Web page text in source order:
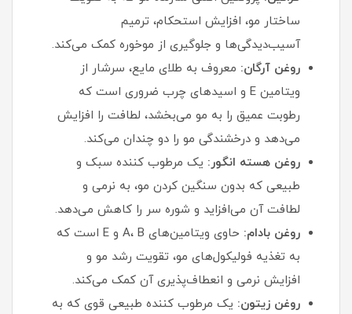
ساختار مو، افزایش استحکام، ترمیم
آسیب‌دیدگی‌ها و جلوگیری از موخوره کمک می‌کند.
روغن آرگان: معروف به طلای مایع، سرشار از
ویتامین E و اسیدهای چرب ضروری است که
رطوبت عمیق را به مو می‌بخشد، لطافت را افزایش
می‌دهد و درخشندگی مو را دو چندان می‌کند.
روغن هسته انگور: یک مرطوب‌ کننده سبک و
طبیعی که بدون سنگین کردن مو، به نرمی و
لطافت آن می‌افزاید و شوره سر را کاهش می‌دهد.
روغن بادام:
حاوی ویتامین‌های A، B و E است که
به تغذیه فولیکول‌های مو، تقویت رشد مو و
افزایش نرمی و انعطاف‌پذیری آن کمک می‌کند.
روغن زیتون: یک مرطوب‌ کننده طبیعی قوی که به